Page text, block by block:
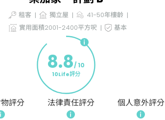
租客 獨立屋
41-50年樓齡
實用面積2001-2400平方呎
基本
8.8/ 10
10Life評分
評分 法律責任評分 個人意外評分